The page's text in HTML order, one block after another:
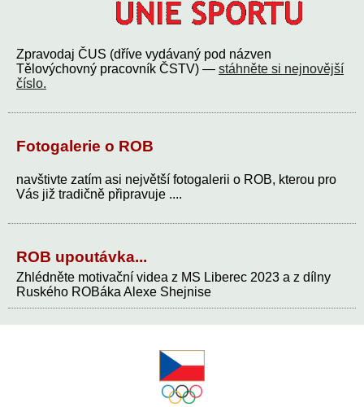
Zpravodaj ČUS (dříve vydávaný pod názven
Tělovýchovný pracovník ČSTV) — stáhněte si nejnovější
číslo.
Fotogalerie o ROB
navštivte zatím asi největší fotogalerii o ROB, kterou pro
Vás již tradičně připravuje ....
ROB upoutávka...
Zhlédněte motivační videa z MS Liberec 2023 a z dílny
Ruského ROBáka Alexe Shejnise